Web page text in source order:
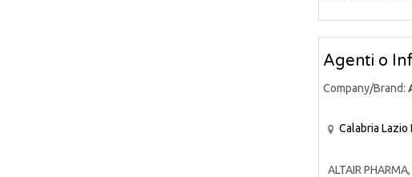
Agenti o
Company/Brand:
Calabria Lazio
ALTAIR